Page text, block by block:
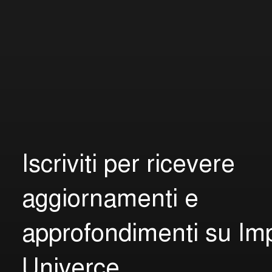
Iscriviti per ricevere
aggiornamenti e
approfondimenti su Im